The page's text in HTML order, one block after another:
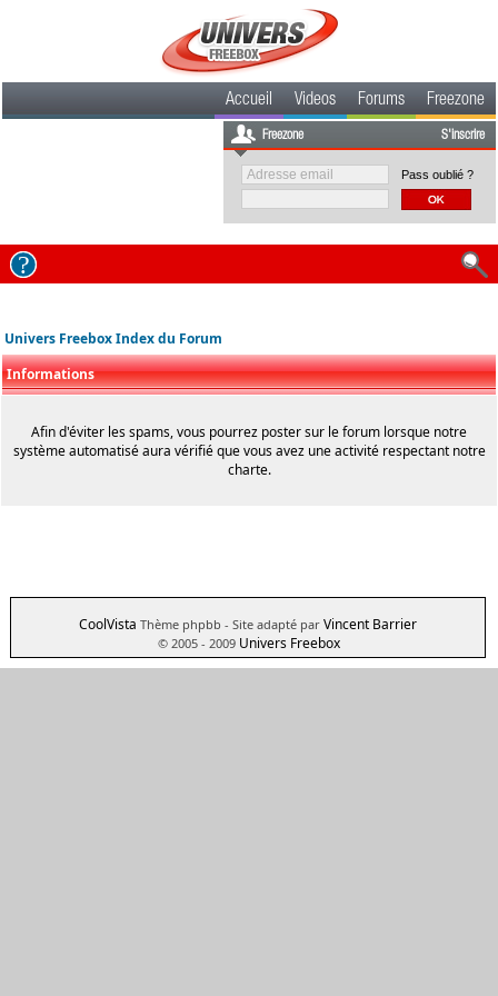
Accueil Videos Forums Freezone
Freezone S'inscrire
Pass oublié ?
Univers Freebox Index du Forum
Informations
Afin d'éviter les spams, vous pourrez poster sur le forum lorsque notre
système automatisé aura vérifié que vous avez une activité respectant notre
charte.
CoolVista Thème phpbb - Site adapté par Vincent Barrier
© 2005 - 2009 Univers Freebox